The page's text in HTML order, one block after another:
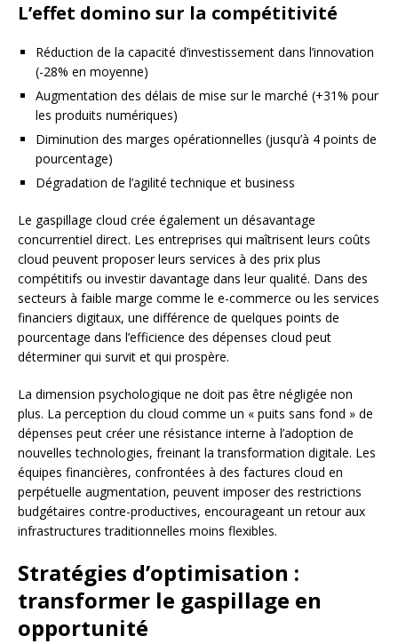
L’effet domino sur la compétitivité
Réduction de la capacité d’investissement dans l’innovation
(-28% en moyenne)
Augmentation des délais de mise sur le marché (+31% pour
les produits numériques)
Diminution des marges opérationnelles (jusqu’à 4 points de
pourcentage)
Dégradation de l’agilité technique et business
Le gaspillage cloud crée également un désavantage
concurrentiel direct. Les entreprises qui maîtrisent leurs coûts
cloud peuvent proposer leurs services à des prix plus
compétitifs ou investir davantage dans leur qualité. Dans des
secteurs à faible marge comme le e-commerce ou les services
financiers digitaux, une différence de quelques points de
pourcentage dans l’efficience des dépenses cloud peut
déterminer qui survit et qui prospère.
La dimension psychologique ne doit pas être négligée non
plus. La perception du cloud comme un « puits sans fond » de
dépenses peut créer une résistance interne à l’adoption de
nouvelles technologies, freinant la transformation digitale. Les
équipes financières, confrontées à des factures cloud en
perpétuelle augmentation, peuvent imposer des restrictions
budgétaires contre-productives, encourageant un retour aux
infrastructures traditionnelles moins flexibles.
Stratégies d’optimisation :
transformer le gaspillage en
opportunité